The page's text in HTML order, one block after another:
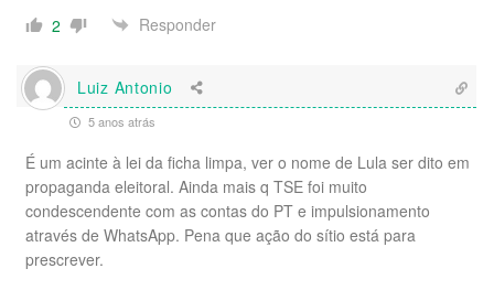
2
Responder
Luiz Antonio
5 anos atrás
É um acinte à lei da ficha limpa, ver o nome de Lula ser dito em
propaganda eleitoral. Ainda mais q TSE foi muito
condescendente com as contas do PT e impulsionamento
através de WhatsApp. Pena que ação do sítio está para
prescrever.